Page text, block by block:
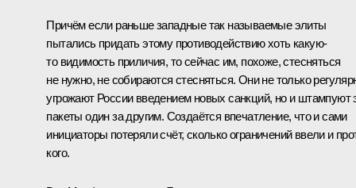
Причём если раньше западные так называемые элиты
пытались придать этому противодействию хоть какую-
то видимость приличия, то сейчас им, похоже, стесняться
не нужно, не собираются стесняться. Они не только
угрожают России введением новых санкций, но и штампуют
пакеты один за другим. Создаётся впечатление, что и сами
инициаторы потеряли счёт, сколько ограничений ввели и
кого.